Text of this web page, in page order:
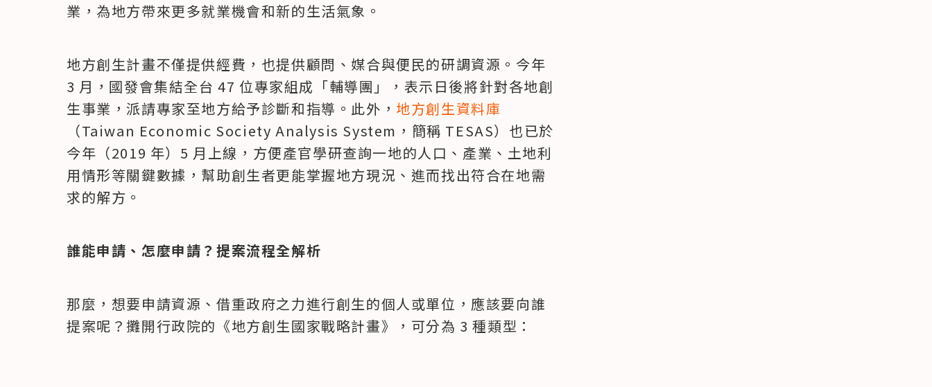
業，為地方帶來更多就業機會和新的生活氣象。
地方創生計畫不僅提供經費，也提供顧問、媒合與便民的研調資源。今年
3 月，國發會集結全台 47 位專家組成「輔導團」，表示日後將針對各地創
生事業，派請專家至地方給予診斷和指導。此外， 地方創生資料庫
（Taiwan Economic Society Analysis System，簡稱 TESAS）也已於
今年（2019 年）5 月上線，方便產官學研查詢一地的人口、產業、土地利
用情形等關鍵數據，幫助創生者更能掌握地方現況、進而找出符合在地需
求的解方。
誰能申請、怎麼申請？提案流程全解析
那麼，想要申請資源、借重政府之力進行創生的個人或單位，應該要向誰
提案呢？攤開行政院的《地方創生國家戰略計畫》，可分為 3 種類型：